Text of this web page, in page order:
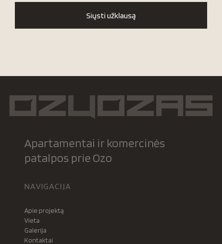
Siųsti užklausą
Apartamentai ir komercinės
patalpos prie Ozo
NAVIGACIJA
Apie projektą
Vieta
Galerija
Kontaktai